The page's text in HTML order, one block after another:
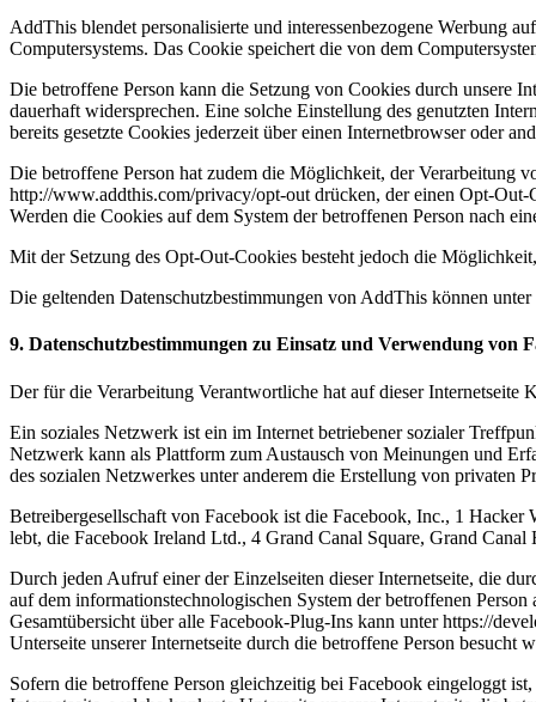
AddThis blendet personalisierte und interessenbezogene Werbung
Computersystems. Das Cookie speichert die von dem
Die betroffene Person kann die Setzung von Cookies durch unsere
dauerhaft widersprechen. Eine solche Einstellung des genutzten
bereits gesetzte Cookies jederzeit über einen Internetbrowser oder
Die betroffene Person hat zudem die Möglichkeit, der Verarbeitung
http://www.addthis.com/privacy/opt-out drücken, der einen Opt-
Werden die Cookies auf dem System der betroffenen Person nach
Mit der Setzung des Opt-Out-Cookies besteht jedoch die
Die geltenden Datenschutzbestimmungen von AddThis können
9. Datenschutzbestimmungen zu Einsatz und Verwendung von
Der für die Verarbeitung Verantwortliche hat auf dieser Internetseite
Ein soziales Netzwerk ist ein im Internet betriebener sozialer
Netzwerk kann als Plattform zum Austausch von Meinungen und
des sozialen Netzwerkes unter anderem die Erstellung von privaten
Betreibergesellschaft von Facebook ist die Facebook, Inc., 1
lebt, die Facebook Ireland Ltd., 4 Grand Canal Square, Grand
Durch jeden Aufruf einer der Einzelseiten dieser Internetseite, die
auf dem informationstechnologischen System der betroffenen
Gesamtübersicht über alle Facebook-Plug-Ins kann unter https://
Unterseite unserer Internetseite durch die betroffene Person besucht
Sofern die betroffene Person gleichzeitig bei Facebook eingeloggt